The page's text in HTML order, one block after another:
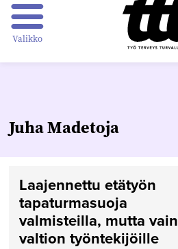
Valikko
Juha Madetoja
Laajennettu etätyön
tapaturmasuoja
valmisteilla, mutta vain
valtion työntekijöille